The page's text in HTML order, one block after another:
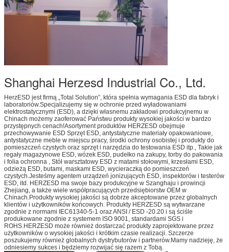
Shanghai Herzesd Industrial Co., Ltd.
HerzESD jest firmą „Total Solution”, która spełnia wymagania ESD dla fabryk i
laboratoriów.Specjalizujemy się w ochronie przed wyładowaniami
elektrostatycznymi (ESD), a dzięki własnemu zakładowi produkcyjnemu w
Chinach możemy zaoferować Państwu produkty wysokiej jakości w bardzo
przystępnych cenach!Asortyment produktów HERZESD obejmuje
przechowywanie ESD Sprzęt ESD, antystatyczne materiały opakowaniowe,
antystatyczne meble w miejscu pracy, środki ochrony osobistej i produkty do
pomieszczeń czystych oraz sprzęt i narzędzia do testowania ESD itp., Takie jak
regały magazynowe ESD, wózek ESD, pudełko na zakupy, torby do pakowania
i folia ochronna , Stół warsztatowy ESD z matami stołowymi, krzesłami ESD,
odzieżą ESD, butami, maskami ESD, wycieraczką do pomieszczeń
czystych.Jesteśmy agentem urządzeń jonizujących ESD, inspektorów i testerów
ESD, itd. HERZESD ma swoje bazy produkcyjne w Szanghaju i prowincji
Zhejiang, a także wiele współpracujących przedsiębiorstw OEM w
Chinach.Produkty wysokiej jakości są dobrze akceptowane przez globalnych
klientów i użytkowników końcowych. Produkty HERZESD są wytwarzane
zgodnie z normami IEC61340-5-1 oraz ANSI / ESD -20.20 i są ściśle
produkowane zgodnie z systemem ISO 9001, standardami SGS i
ROHS.HERZESD może również dostarczać produkty zaprojektowane przez
użytkowników o wysokiej jakości i krótkim czasie realizacji. Szczerze
poszukujemy również globalnych dystrybutorów i partnerów.Mamy nadzieję, że
odniesiemy sukces i będziemy rozwijać się razem z Tobą.